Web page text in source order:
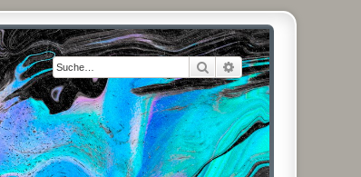
Suche Erweiterte Suche